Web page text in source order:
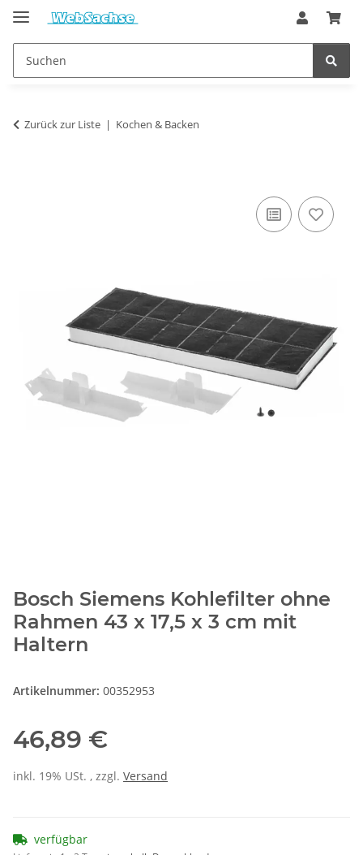
Zurück zur Liste Kochen & Backen
Bosch Siemens Kohlefilter ohne
Rahmen 43 x 17,5 x 3 cm mit
Haltern
Artikelnummer: 00352953
46,89 €
inkl. 19% USt. , zzgl. Versand
verfügbar